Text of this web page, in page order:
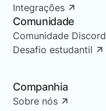
Integrações
Comunidade
Comunidade Discord
Desafio estudantil
Companhia
Sobre nós